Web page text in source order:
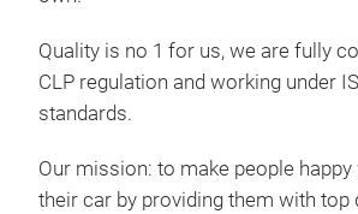
Quality is no 1 for us, we are fully
CLP regulation and working under
standards.
Our mission: to make people
their car by providing them with top